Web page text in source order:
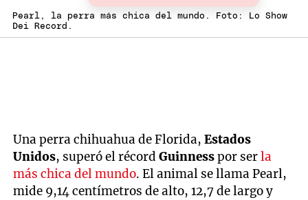
Pearl, la perra más chica del mundo. Foto: Lo Show
Dei Record.
Una perra chihuahua de Florida,Estados
Unidos, superó el récordGuinnesspor serla
más chica del mundo. El animal se llama Pearl,
mide 9,14 centímetros de alto, 12,7 de largo y